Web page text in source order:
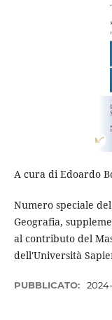
A cura di Edoardo
Numero speciale
Geografia,
al contributo del
dell'Università
PUBBLICATO: